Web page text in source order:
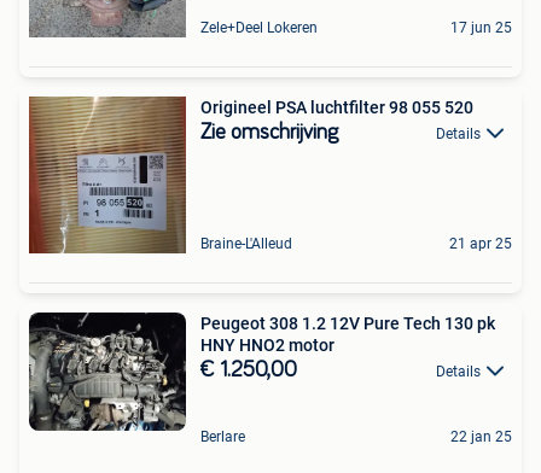
Zele+Deel Lokeren 17 jun 25
Origineel PSA luchtfilter 98 055 520
Zie omschrijving Details
Braine-L'Alleud 21 apr 25
Peugeot 308 1.2 12V Pure Tech 130 pk
HNY HNO2 motor
€ 1.250,00 Details
Berlare 22 jan 25